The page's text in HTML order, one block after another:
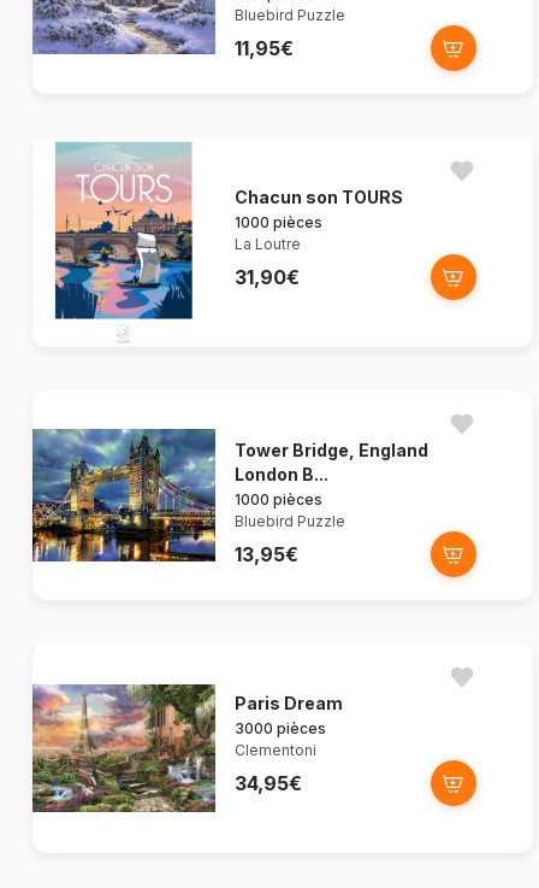
Bluebird Puzzle
11,95€
Chacun son TOURS
1000 pièces
La Loutre
31,90€
Tower Bridge, England
London B...
1000 pièces
Bluebird Puzzle
13,95€
Paris Dream
3000 pièces
Clementoni
34,95€